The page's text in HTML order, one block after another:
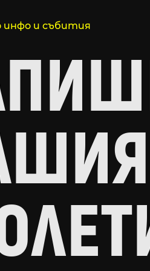
инфо и събития